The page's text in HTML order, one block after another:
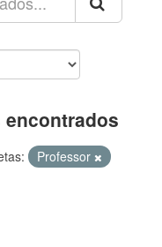
Professor